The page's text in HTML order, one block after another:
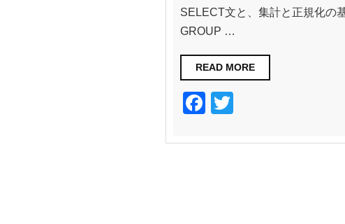
SELECT文と、集計と正規化の
GROUP …
READ MORE
F
c
tt